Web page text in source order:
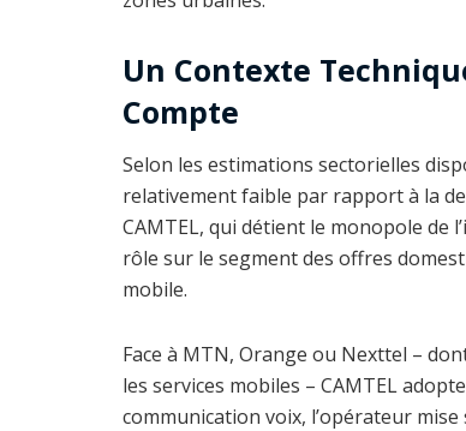
Un Contexte
Compte
Selon les estimations sectorielles
relativement faible par rapport à la
CAMTEL, qui détient le monopole de
rôle sur le segment des offres
mobile.
Face à MTN, Orange ou Nexttel –
les services mobiles – CAMTEL
communication voix, l’opérateur